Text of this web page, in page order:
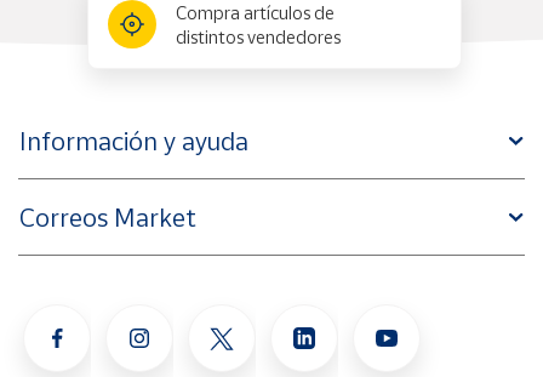
Compra artículos de
distintos vendedores
Información y ayuda
Correos Market